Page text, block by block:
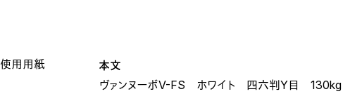
使用用紙
本文
ヴァンヌーボV-FS ホワイト 四六判Y目 130kg